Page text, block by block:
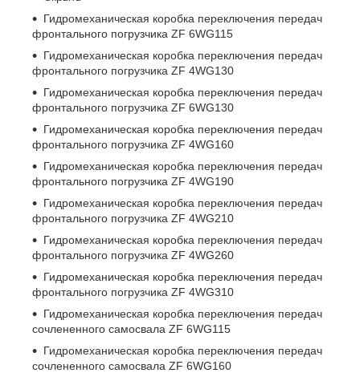
Гидромеханическая коробка переключения передач
фронтального погрузчика ZF 6WG115
Гидромеханическая коробка переключения передач
фронтального погрузчика ZF 4WG130
Гидромеханическая коробка переключения передач
фронтального погрузчика ZF 6WG130
Гидромеханическая коробка переключения передач
фронтального погрузчика ZF 4WG160
Гидромеханическая коробка переключения передач
фронтального погрузчика ZF 4WG190
Гидромеханическая коробка переключения передач
фронтального погрузчика ZF 4WG210
Гидромеханическая коробка переключения передач
фронтального погрузчика ZF 4WG260
Гидромеханическая коробка переключения передач
фронтального погрузчика ZF 4WG310
Гидромеханическая коробка переключения передач
сочлененного самосвала ZF 6WG115
Гидромеханическая коробка переключения передач
сочлененного самосвала ZF 6WG160